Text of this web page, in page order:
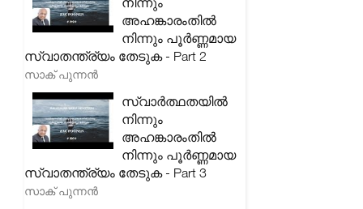
അഹങ്കാരംതിൽ
നിന്നും പൂർണ്ണമായ
സ്വാതന്ത്ര്യം തേടുക - Part 2
സാക് പുന്നൻ
സ്വാർത്ഥതയിൽ
നിന്നും
അഹങ്കാരംതിൽ
നിന്നും പൂർണ്ണമായ
സ്വാതന്ത്ര്യം തേടുക - Part 3
സാക് പുന്നൻ